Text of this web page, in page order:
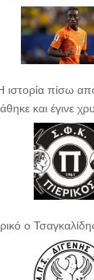
πίσω
και έγινε
ο